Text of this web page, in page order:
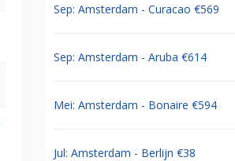
Sep: Amsterdam - Curacao €569
Sep: Amsterdam - Aruba €614
Mei: Amsterdam - Bonaire €594
Jul: Amsterdam - Berlijn €38